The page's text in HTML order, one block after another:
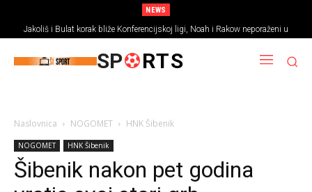
NEWS
Jakoliš i Bulat korak bliže Konferencijskoj ligi, Noah i Rakow neporaženi u
prvim utakmicama
SP RTS
Naslovnica NOGOMET HNK Šibenik
NOGOMET HNK Šibenik
Šibenik nakon pet godina